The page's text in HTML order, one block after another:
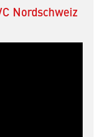
Nordschweiz